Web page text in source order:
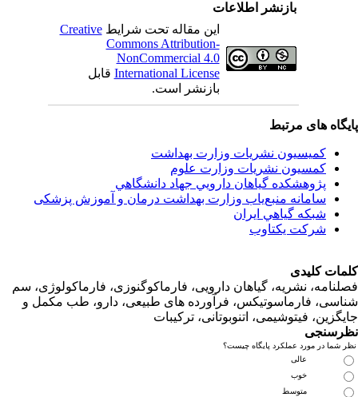
بازنشر اطلاعات
این مقاله تحت شرایط Creative
Commons Attribution-
NonCommercial 4.0
International Licenseقابل
بازنشر است.
های مرتبط
کمیسیون نشریات وزارت بهداشت
کمسیون نشریات وزارت علوم
پژوهشكده گياهان دارويي جهاد دانشگاهي
سامانه منبع‌ياب وزارت بهداشت درمان و آموزش پزشکی
شبكه گياهي ايران
شرکت یکتاوب
کلیدی
نشریه، گیاهان دارویی، فارماکوگنوزی، فارماکولوژی، سم
فارماسوتیکس، فرآورده های طبیعی، دارو، طب مکمل و
فیتوشیمی، اتنوبوتانی، ترکیبات
در مورد عملکرد پایگاه چیست؟
متوسط